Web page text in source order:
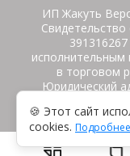
ИП Жакуть
исполнительным
в торговом
Юридический
Витебская
с,
🍪 Этот сайт
cookies. Подробнее